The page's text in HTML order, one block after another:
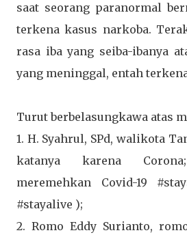
saat seorang paranormal
terkena kasus narkoba.
rasa iba yang seiba-ibanya
yang meninggal, entah
Turut berbelasungkawa atas
1. H. Syahrul, SPd, walikota
katanya karena
meremehkan Covid-19
#stayalive );
2. Romo Eddy Surianto,